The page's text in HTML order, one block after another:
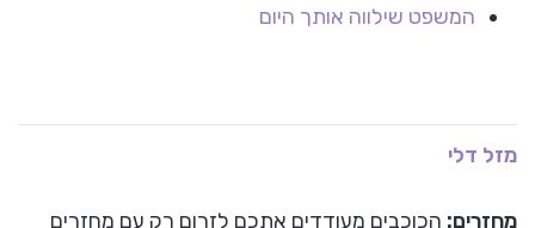
המשפט שילווה אותך היום
מזל דלי
מחזרים: הכוכבים מעודדים אתכם לזרום רק עם מחזרים